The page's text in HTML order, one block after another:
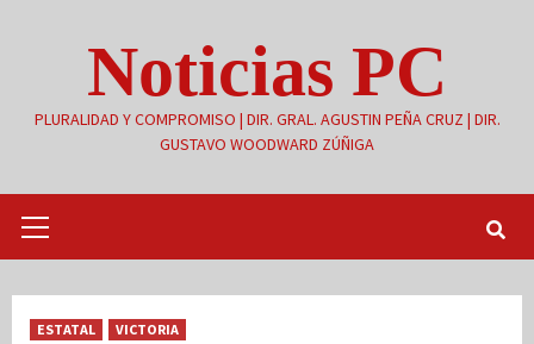
Noticias PC
PLURALIDAD Y COMPROMISO | DIR. GRAL. AGUSTIN PEÑA CRUZ | DIR.
GUSTAVO WOODWARD ZÚÑIGA
primario
ESTATAL VICTORIA